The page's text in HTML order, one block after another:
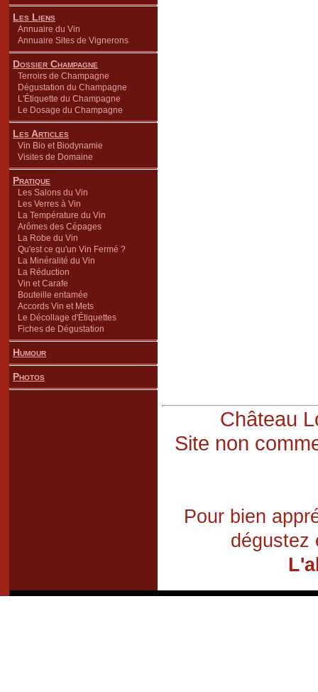
Les Liens
Annuaire du Vin
Annuaire Sites de Vignerons
Dossier Champagne
Terroirs de Champagne
Dégustation du Champagne
L'Étiquette du Champagne
Le Dosage du Champagne
Les Articles
Vin Bio et Biodynamie
Visites de Domaine
Pratique
Les Salons du Vin
Les Verres à Vin
La Température du Vin
Arômes des Cépages
La Robe du Vin
Qu'est ce qu'un Vin Fermé ?
La Minéralité du Vin
La Réduction
Vin et Carafe
Bouteille entamée
Accords Vin et Mets
Le Décollage d'Étiquettes
Fiches de Dégustation
Humour
Photos
Château
Site non
Pour bien
dégustez